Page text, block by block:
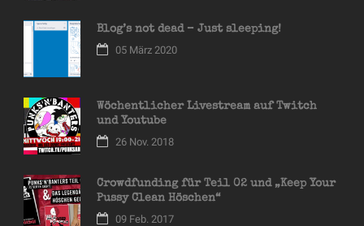
Blog’s not dead – Just sleeping!
05 März 2020
Wöchentlicher Livestream auf Twitch
und Youtube
26 Nov. 2018
Crowdfunding für Teil 02 und „Keep Your
Pussy Clean Höschen“
09 Feb. 2017